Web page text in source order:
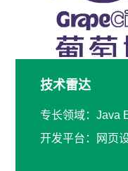
技术雷达
专长领域：Java
开发平台：网页